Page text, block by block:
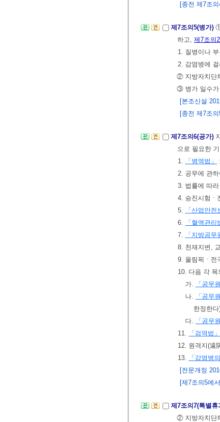
[종전 제7조
제7조의5(병가)
하고, 제7조의2
1. 질병이나
2. 감염병에
② 지방자치단
③ 병가 일수가
[본조신설
[종전 제7조
제7조의6(공가)
으로 필요한
1.
「병역법」
2. 공무에 관
3. 법률에 따
4. 승진시험ㆍ
5.
「산업안
6.
「혈액관리
7.
「지방공
8. 천재지변,
9. 올림픽ㆍ전
10. 다음 각
가.
「공무
나.
「공무
한정한
다.
「공무
11.
「검역법」
12. 원격지(遠
13.
「감염병
[전문개정
[제7조의5에
제7조의7(특별
② 지방자치단